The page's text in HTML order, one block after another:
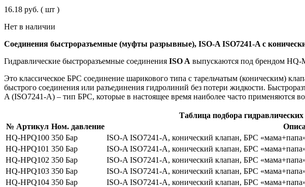
16.18 руб. ( шт )
Нет в наличии
Соединения быстроразъемные (муфты разрывные), ISO-A ISO7241-A с
Гидравлические быстроразъемные соединения ISO A выпускаются под брендом HQ-
Это классическое БРС соединение шарикового типа с тарельчатым (коническим)
быстрого соединения или разъединения гидролиний без потери жидкости.
A (ISO7241-A) – тип БРС, которые в настоящее время наиболее часто применяются
Таблица подбора
№ Артикул Ном. давление
HQ-HPQ100 350 Бар
ISO-A ISO7241-A, конический клапан, БРС
HQ-HPQ101 350 Бар
ISO-A ISO7241-A, конический клапан, БРС
HQ-HPQ102 350 Бар
ISO-A ISO7241-A, конический клапан, БРС
HQ-HPQ103 350 Бар
ISO-A ISO7241-A, конический клапан, БРС
HQ-HPQ104 350 Бар
ISO-A ISO7241-A, конический клапан, БРС